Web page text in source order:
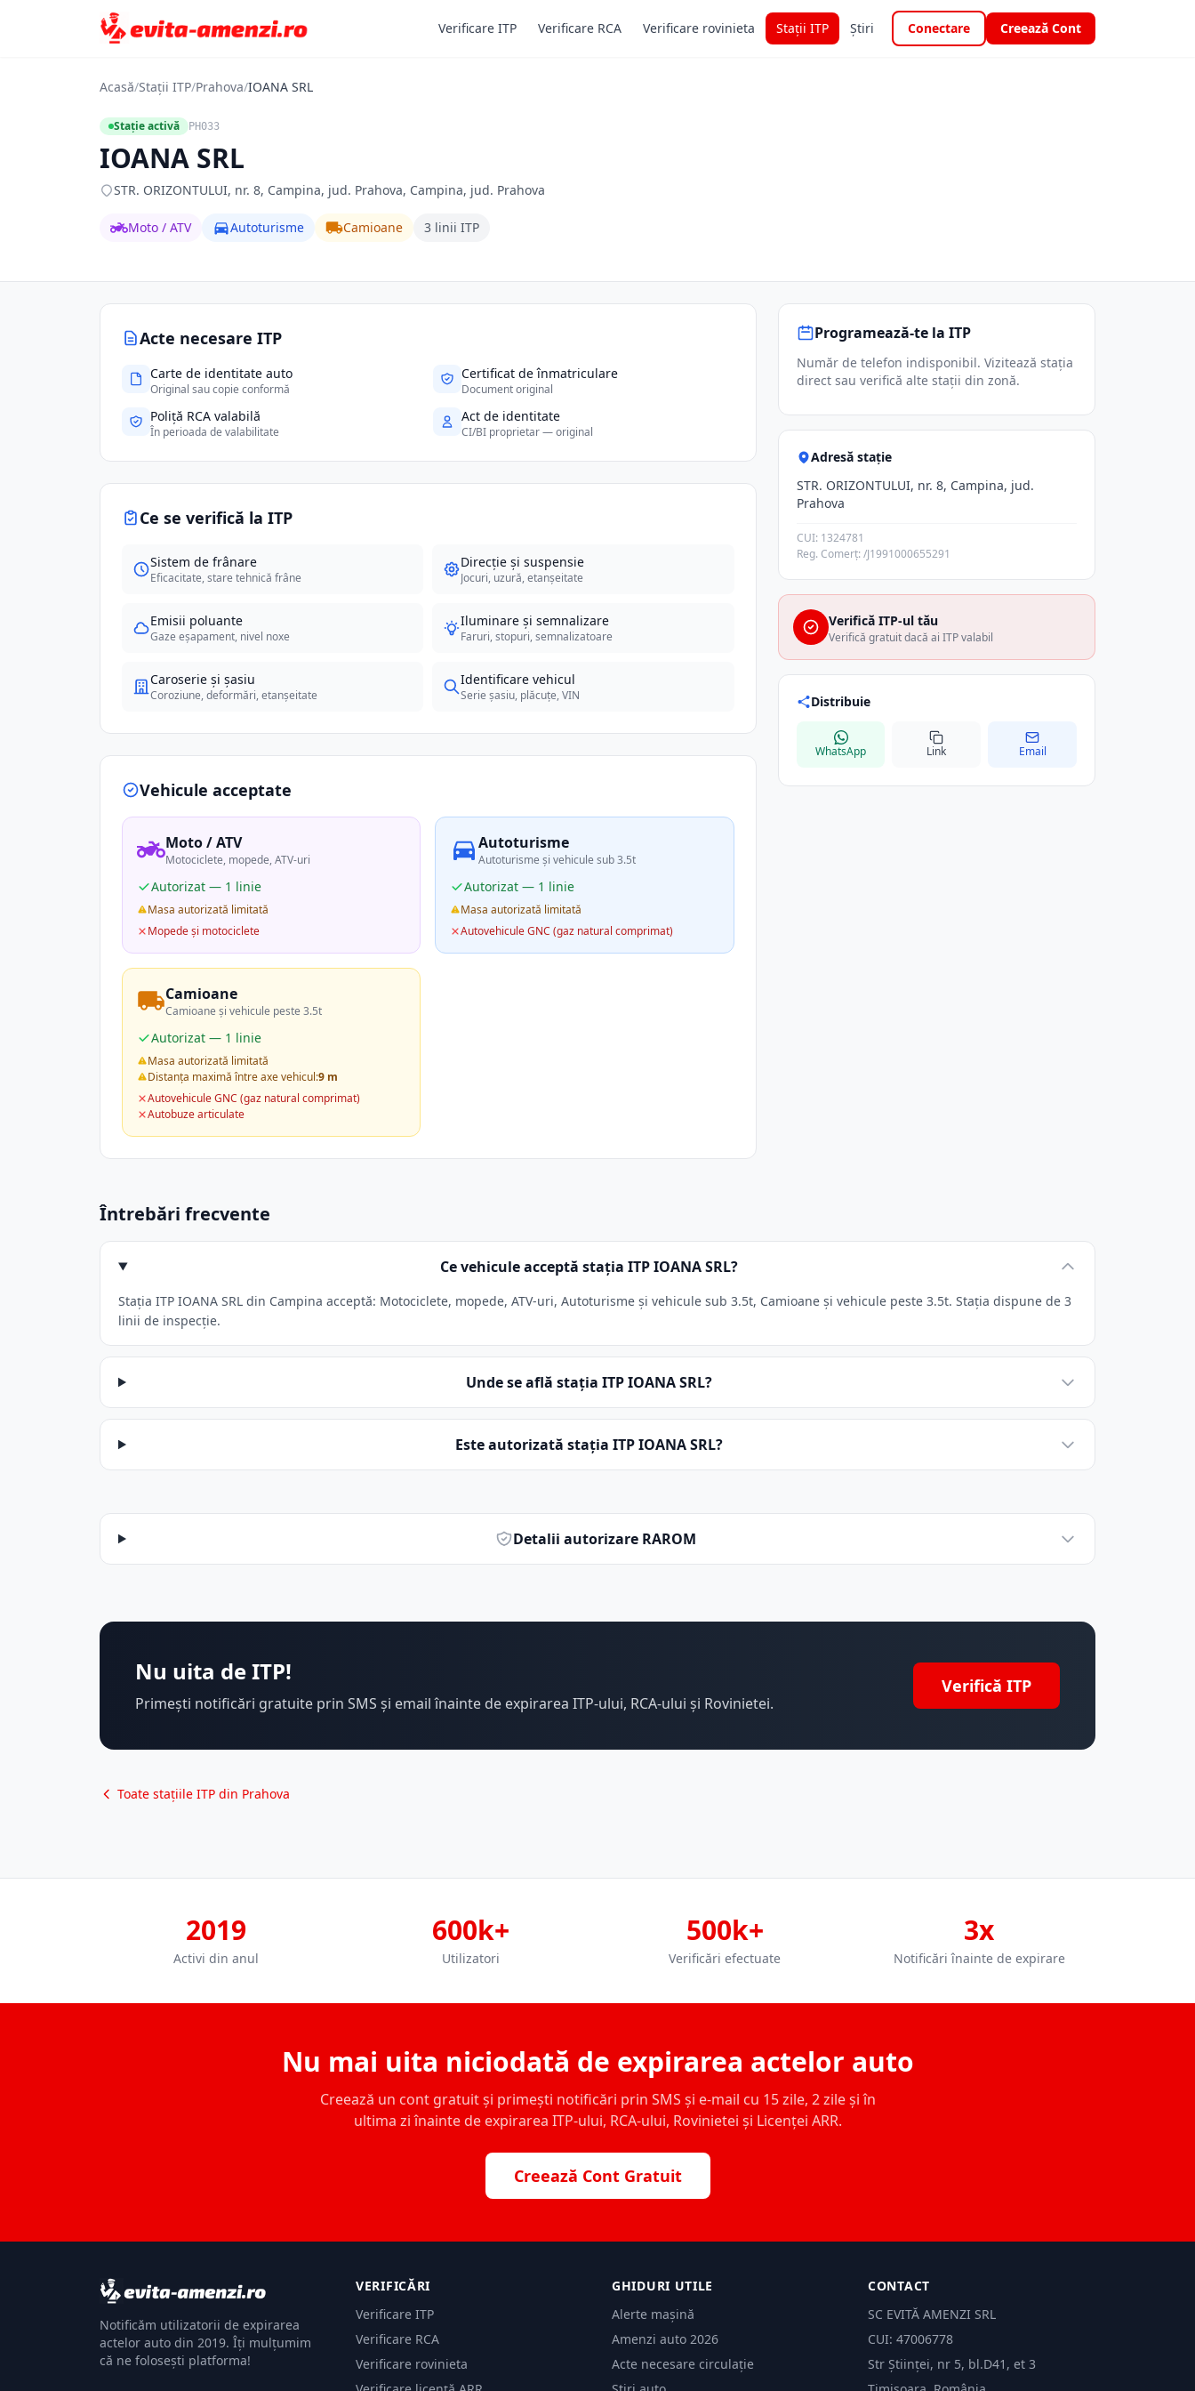
Verificare ITP Verificare RCA Verificare rovinieta Stații ITP Știri Conectare Creează Cont
Acasă/Stații ITP/Prahova/IOANA SRL
Stație activă PH033
IOANA SRL
STR. ORIZONTULUI, nr. 8, Campina, jud. Prahova, Campina, jud. Prahova
Moto / ATV Autoturisme Camioane 3 linii ITP
Acte necesare ITP
Carte de identitate auto
Original sau copie conformă
Certificat de înmatriculare
Document original
Poliță RCA valabilă
În perioada de valabilitate
Act de identitate
CI/BI proprietar — original
Ce se verifică la ITP
Sistem de frânare
Eficacitate, stare tehnică frâne
Direcție și suspensie
Jocuri, uzură, etanșeitate
Emisii poluante
Gaze eșapament, nivel noxe
Iluminare și semnalizare
Faruri, stopuri, semnalizatoare
Caroserie și șasiu
Coroziune, deformări, etanșeitate
Identificare vehicul
Serie șasiu, plăcuțe, VIN
Vehicule acceptate
Moto / ATV
Motociclete, mopede, ATV-uri
Autorizat — 1 linie
Masa autorizată limitată
Mopede și motociclete
Autoturisme
Autoturisme și vehicule sub 3.5t
Autorizat — 1 linie
Masa autorizată limitată
Autovehicule GNC (gaz natural comprimat)
Camioane
Camioane și vehicule peste 3.5t
Autorizat — 1 linie
Masa autorizată limitată
Distanța maximă între axe vehicul:9 m
Autovehicule GNC (gaz natural comprimat)
Autobuze articulate
Programează-te la ITP
Număr de telefon indisponibil. Vizitează stația
direct sau verifică alte stații din zonă.
Adresă stație
STR. ORIZONTULUI, nr. 8, Campina, jud.
Prahova
CUI: 1324781
Reg. Comerț: /J1991000655291
Verifică ITP-ul tău
Verifică gratuit dacă ai ITP valabil
Distribuie
WhatsApp Link Email
Întrebări frecvente
Ce vehicule acceptă stația ITP IOANA SRL?
Stația ITP IOANA SRL din Campina acceptă: Motociclete, mopede, ATV-uri, Autoturisme și vehicule sub 3.5t, Camioane și vehicule peste 3.5t. Stația dispune de 3
linii de inspecție.
Unde se află stația ITP IOANA SRL?
Este autorizată stația ITP IOANA SRL?
Detalii autorizare RAROM
Nu uita de ITP!
Primești notificări gratuite prin SMS și email înainte de expirarea ITP-ului, RCA-ului și Rovinietei.
Verifică ITP
Toate stațiile ITP din Prahova
2019
Activi din anul
600k+
Utilizatori
500k+
Verificări efectuate
3x
Notificări înainte de expirare
Nu mai uita niciodată de expirarea actelor auto
Creează un cont gratuit și primești notificări prin SMS și e-mail cu 15 zile, 2 zile și în
ultima zi înainte de expirarea ITP-ului, RCA-ului, Rovinietei și Licenței ARR.
Creează Cont Gratuit
Notificăm utilizatorii de expirarea
actelor auto din 2019. Îți mulțumim
că ne folosești platforma!
VERIFICĂRI
Verificare ITP
Verificare RCA
Verificare rovinieta
GHIDURI UTILE
Alerte mașină
Amenzi auto 2026
Acte necesare circulație
CONTACT
SC EVITĂ AMENZI SRL
CUI: 47006778
Str Științei, nr 5, bl.D41, et 3